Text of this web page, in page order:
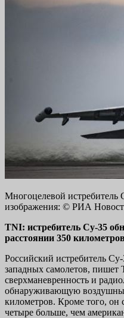
Многоцелевой
изображения: © РИА
TNI: истребитель Су-35
расстоянии 350 километров
Российский истребитель
западных самолетов,
сверхманевренность и
обнаруживающую
километров. Кроме того, он
четыре больше, чем